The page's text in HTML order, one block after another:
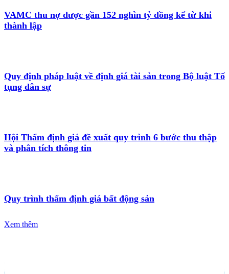
VAMC thu nợ được gần 152 nghìn tỷ đồng kể từ khi
thành lập
Quy định pháp luật về định giá tài sản trong Bộ luật Tố
tụng dân sự
Hội Thẩm định giá đề xuất quy trình 6 bước thu thập
và phân tích thông tin
Quy trình thẩm định giá bất động sản
Xem thêm